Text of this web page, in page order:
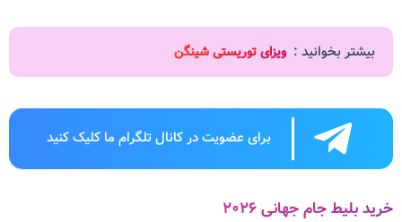
بیشتر بخوانید : ویزای توریستی شینگن
برای عضویت در کانال تلگرام ما کلیک کنید
خرید بلیط جام جهانی ۲۰۲۶